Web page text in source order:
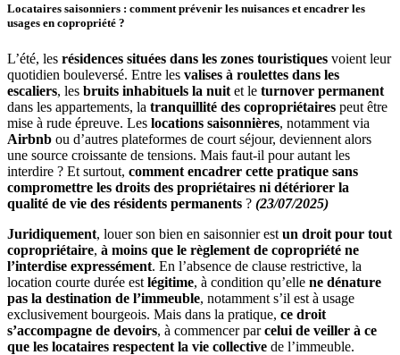
Locataires saisonniers : comment prévenir les nuisances et encadrer les
usages en copropriété ?
L’été, les résidences situées dans les zones touristiques voient leur
quotidien bouleversé. Entre les valises à roulettes dans les
escaliers, les bruits inhabituels la nuit et le turnover permanent
dans les appartements, la tranquillité des copropriétaires peut être
mise à rude épreuve. Les locations saisonnières, notamment via
Airbnb ou d’autres plateformes de court séjour, deviennent alors
une source croissante de tensions. Mais faut-il pour autant les
interdire ? Et surtout, comment encadrer cette pratique sans
compromettre les droits des propriétaires ni détériorer la
qualité de vie des résidents permanents ? (23/07/2025)
Juridiquement, louer son bien en saisonnier est un droit pour tout
copropriétaire, à moins que le règlement de copropriété ne
l’interdise expressément. En l’absence de clause restrictive, la
location courte durée est légitime, à condition qu’elle ne dénature
pas la destination de l’immeuble, notamment s’il est à usage
exclusivement bourgeois. Mais dans la pratique, ce droit
s’accompagne de devoirs, à commencer parcelui de veiller à ce
que les locataires respectent la vie collective de l’immeuble.